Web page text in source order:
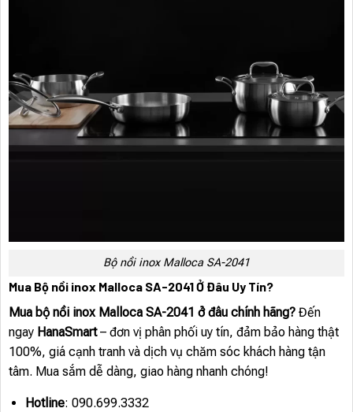
Bộ nồi inox Malloca SA-2041
Mua Bộ nồi inox Malloca SA-2041 Ở Đâu Uy Tín?
Mua bộ nồi inox Malloca SA-2041 ở đâu chính hãng? Đến
ngay HanaSmart– đơn vị phân phối uy tín, đảm bảo hàng thật
100%, giá cạnh tranh và dịch vụ chăm sóc khách hàng tận
tâm. Mua sắm dễ dàng, giao hàng nhanh chóng!
Hotline: 090.699.3332